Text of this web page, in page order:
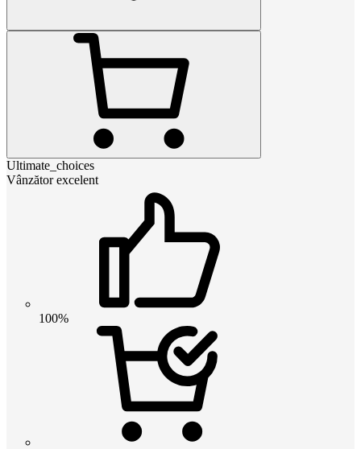
Ultimate_choices
Vânzător excelent
100%